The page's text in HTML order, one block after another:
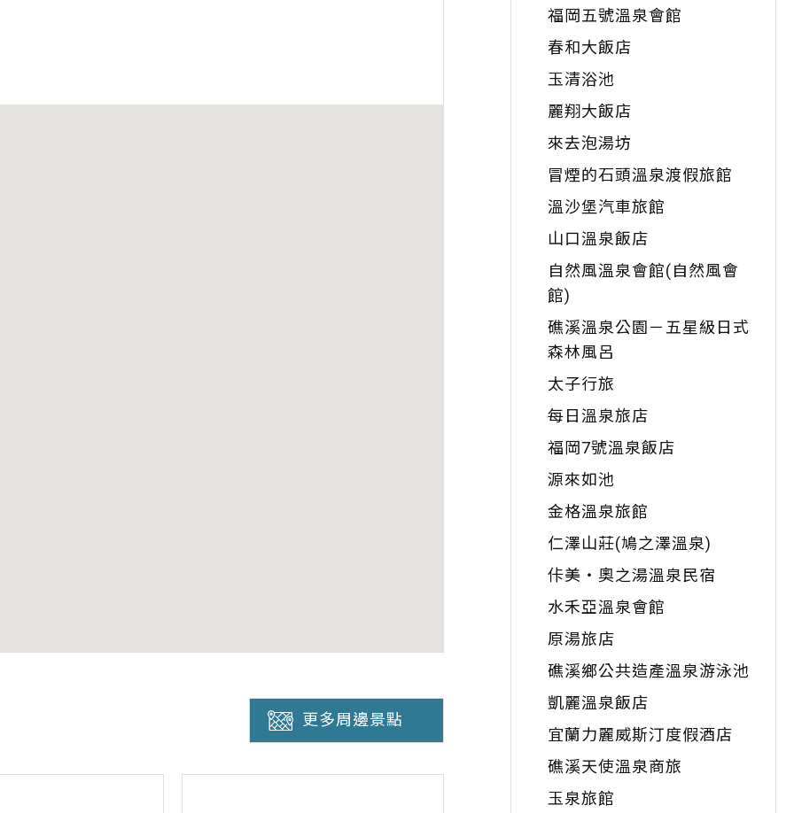
更多周邊景點
福岡五號溫泉會館
春和大飯店
玉清浴池
麗翔大飯店
來去泡湯坊
冒煙的石頭溫泉渡假旅館
溫沙堡汽車旅館
山口溫泉飯店
自然風溫泉會館(自然風會
館)
礁溪溫泉公園－五星級日式
森林風呂
太子行旅
每日溫泉旅店
福岡7號溫泉飯店
源來如池
金格溫泉旅館
仁澤山莊(鳩之澤溫泉)
佧美・奧之湯溫泉民宿
水禾亞溫泉會館
原湯旅店
礁溪鄉公共造產溫泉游泳池
凱麗溫泉飯店
宜蘭力麗威斯汀度假酒店
礁溪天使溫泉商旅
玉泉旅館